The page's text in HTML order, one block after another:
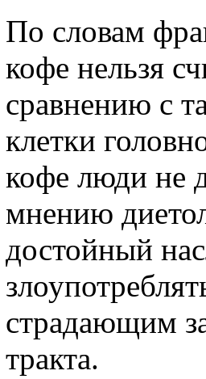
По словам
кофе нельзя
сравнению с
клетки
кофе люди не
мнению
достойный
страдающим
тракта.